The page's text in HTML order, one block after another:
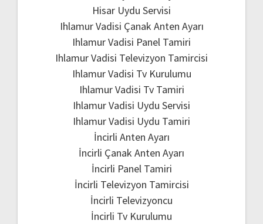
Hisar Uydu Servisi
Ihlamur Vadisi Çanak Anten Ayarı
Ihlamur Vadisi Panel Tamiri
Ihlamur Vadisi Televizyon Tamircisi
Ihlamur Vadisi Tv Kurulumu
Ihlamur Vadisi Tv Tamiri
Ihlamur Vadisi Uydu Servisi
Ihlamur Vadisi Uydu Tamiri
İncirli Anten Ayarı
İncirli Çanak Anten Ayarı
İncirli Panel Tamiri
İncirli Televizyon Tamircisi
İncirli Televizyoncu
İncirli Tv Kurulumu